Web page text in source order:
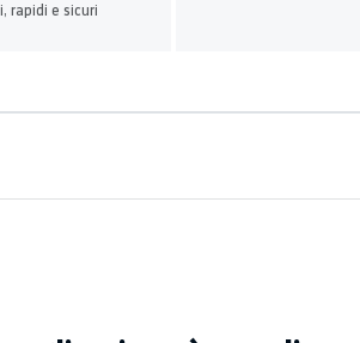
rapidi e sicuri